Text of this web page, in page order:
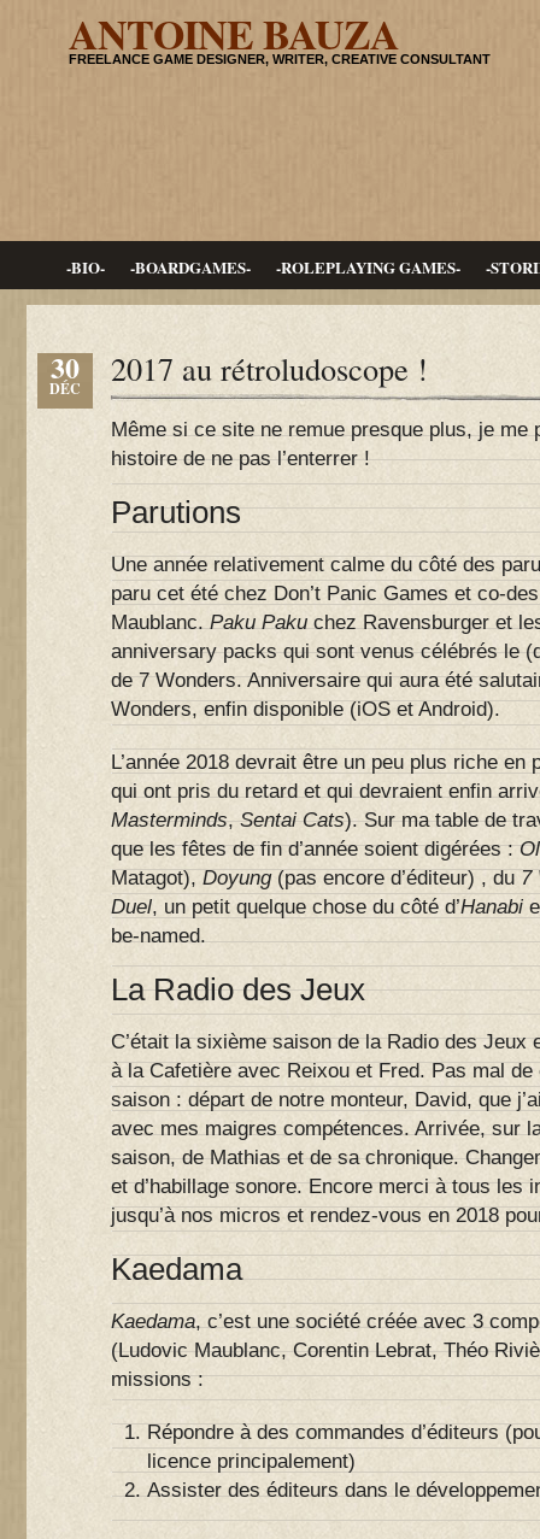
ANTOINE BAUZA
FREELANCE GAME DESIGNER, WRITER, CREATIVE CONSULTANT
-BIO- -BOARDGAMES- -ROLEPLAYING GAMES- -
30
DÉC 2017 au rétroludoscope !
Même si ce site ne remue presque plus, je me
histoire de ne pas l’enterrer !
Parutions
Une année relativement calme du côté des
paru cet été chez Don’t Panic Games et co-
Maublanc.Paku Pakuchez Ravensburger et
anniversary packs qui sont venus célébrés le
de 7 Wonders. Anniversaire qui aura été
Wonders, enfin disponible (iOS et Android).
L’année 2018 devrait être un peu plus riche
qui ont pris du retard et qui devraient enfin
Masterminds,Sentai Cats). Sur ma table de
que les fêtes de fin d’année soient digérées :
Matagot),Doyung(pas encore d’éditeur) , du7
Duel, un petit quelque chose du côté d’Hanabi
be-named.
La Radio des Jeux
C’était la sixième saison de la Radio des Jeux
à la Cafetière avec Reixou et Fred. Pas mal
saison : départ de notre monteur, David, que
avec mes maigres compétences. Arrivée, sur
saison, de Mathias et de sa chronique.
et d’habillage sonore. Encore merci à tous les
jusqu’à nos micros et rendez-vous en 2018
Kaedama
Kaedama, c’est une société créée avec 3
(Ludovic Maublanc, Corentin Lebrat, Théo
missions :
Répondre à des commandes d’éditeurs
licence principalement)
Assister des éditeurs dans le